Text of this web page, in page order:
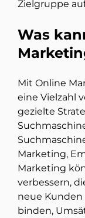
Zielgruppe
Was
Mit Online
eine Vielzahl
gezielte
Marketing,
Marketing
verbessern,
neue
binden,